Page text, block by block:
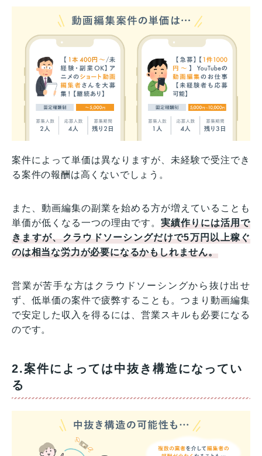
案件によって単価は異なりますが、未経験で受注でき
る案件の報酬は高くないでしょう。
また、動画編集の副業を始める方が増えていることも
単価が低くなる一つの理由です。実績作りには活用で
きますが、クラウドソーシングだけで5万円以上稼ぐ
のは相当な労力が必要になるかもしれません。
営業が苦手な方はクラウドソーシングから抜け出せ
ず、低単価の案件で疲弊することも。つまり動画編集
で安定した収入を得るには、営業スキルも必要になる
のです。
2.案件によっては中抜き構造になってい
る